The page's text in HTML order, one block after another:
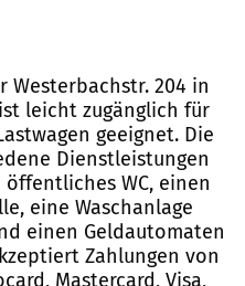
Westerbachstr. 204 in
leicht zugänglich für
geeignet. Die
Dienstleistungen
WC, einen
eine Waschanlage
einen Geldautomaten
Zahlungen von
Mastercard, Visa,